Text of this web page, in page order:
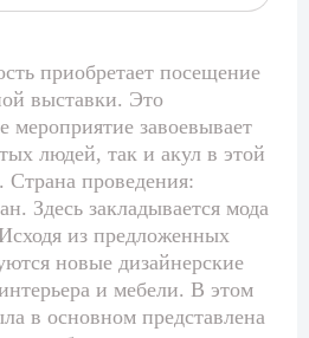
приобретает посещение
выставки. Это
мероприятие завоевывает
людей, так и акул в этой
Страна проведения:
Здесь закладывается мода
из предложенных
новые дизайнерские
и мебели. В этом
в основном представлена